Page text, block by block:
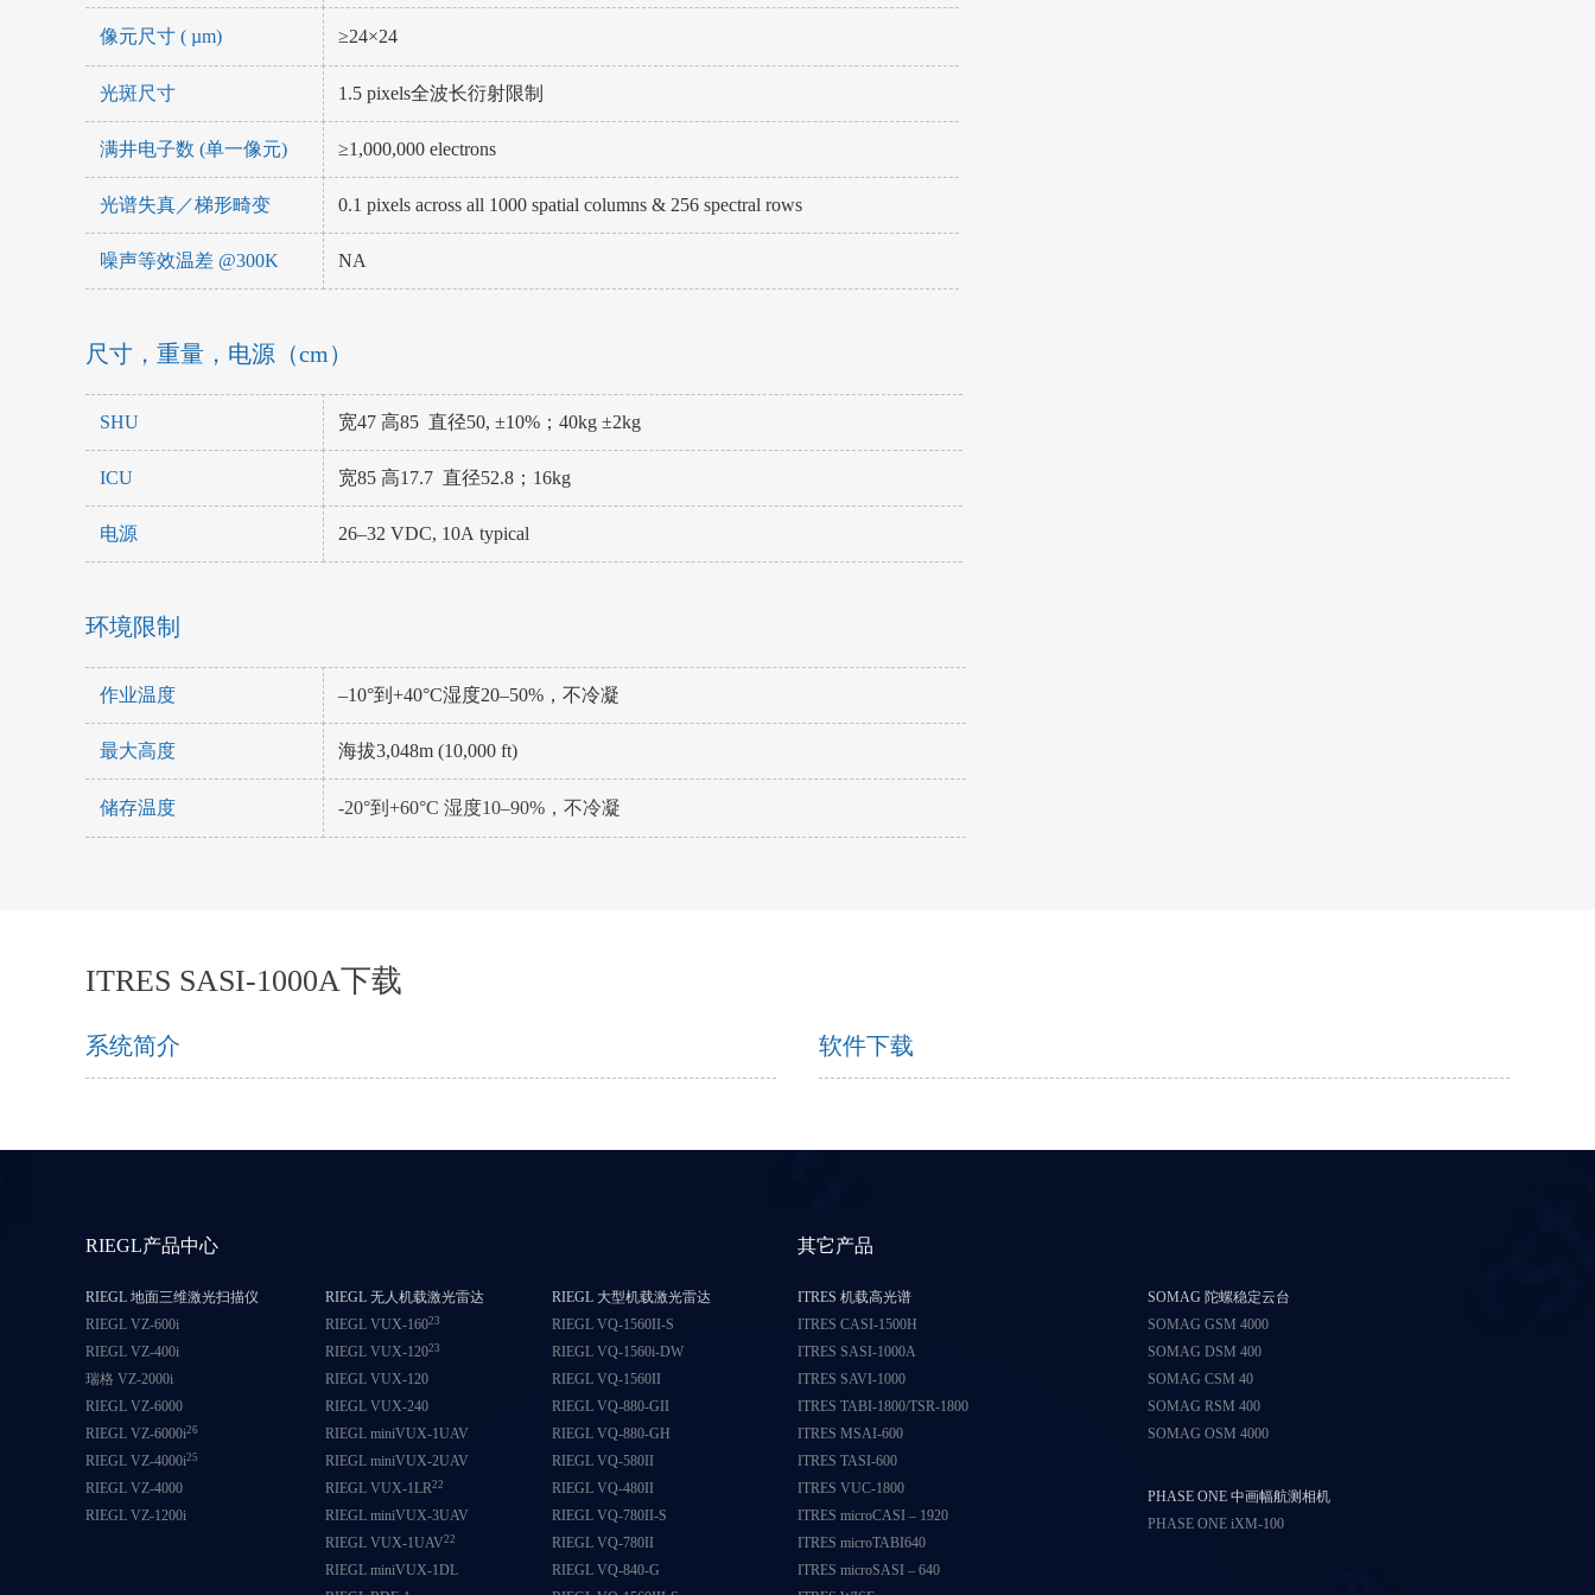
像元尺寸 ( µm) ≥24×24
光斑尺寸 1.5 pixels全波长衍射限制
满井电子数 (单一像元) ≥1,000,000 electrons
光谱失真／梯形畸变 0.1 pixels across all 1000 spatial columns & 256 spectral rows
噪声等效温差 @300K NA
尺寸，重量，电源（cm）
SHU 宽47 高85 直径50, ±10%；40kg ±2kg
ICU 宽85 高17.7 直径52.8；16kg
电源 26–32 VDC, 10A typical
环境限制
作业温度 –10°到+40°C湿度20–50%，不冷凝
最大高度 海拔3,048m (10,000 ft)
储存温度 -20°到+60°C 湿度10–90%，不冷凝
ITRES SASI-1000A下载
系统简介 软件下载
RIEGL产品中心
RIEGL 地面三维激光扫描仪
RIEGL VZ-600i
RIEGL VZ-400i
瑞格 VZ-2000i
RIEGL VZ-6000
RIEGL VZ-6000i26
RIEGL VZ-4000i25
RIEGL VZ-4000
RIEGL VZ-1200i
RIEGL 无人机载激光雷达
RIEGL VUX-16023
RIEGL VUX-12023
RIEGL VUX-120
RIEGL VUX-240
RIEGL miniVUX-1UAV
RIEGL miniVUX-2UAV
RIEGL VUX-1LR22
RIEGL miniVUX-3UAV
RIEGL VUX-1UAV22
RIEGL miniVUX-1DL
RIEGL 大型机载激光雷达
RIEGL VQ-1560II-S
RIEGL VQ-1560i-DW
RIEGL VQ-1560II
RIEGL VQ-880-GII
RIEGL VQ-880-GH
RIEGL VQ-580II
RIEGL VQ-480II
RIEGL VQ-780II-S
RIEGL VQ-780II
RIEGL VQ-840-G
其它产品
ITRES 机载高光谱
ITRES CASI-1500H
ITRES SASI-1000A
ITRES SAVI-1000
ITRES TABI-1800/TSR-1800
ITRES MSAI-600
ITRES TASI-600
ITRES VUC-1800
ITRES microCASI – 1920
ITRES microTABI640
ITRES microSASI – 640
SOMAG 陀螺稳定云台
SOMAG GSM 4000
SOMAG DSM 400
SOMAG CSM 40
SOMAG RSM 400
SOMAG OSM 4000
PHASE ONE 中画幅航测相机
PHASE ONE iXM-100